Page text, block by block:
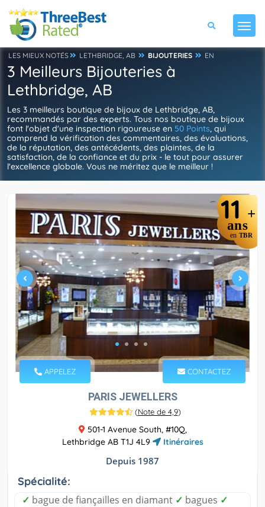
LES MIEUX NOTÉS LETHBRIDGE, AB BIJOUTERIES EN
3 Meilleurs Bijouteries à
Lethbridge, AB
Les 3 meilleurs boutique de bijoux de Lethbridge, AB,
recommandés par des experts. Tous nos boutique de bijoux
font l'objet d'une inspection rigoureuse en 50 Points, qui
comprend la vérification des commentaires, des évaluations,
de la réputation, des antécédents, des plaintes, de la
satisfaction, de la confiance et du prix - le tout pour assurer
l'excellence globale. Vous ne méritez que le meilleur !
11 +
ans
en TBR
APPELEZ CONTACTEZ
PARIS JEWELLERS
(Note de 4,9)
501-1 Avenue South, #10Q,
Lethbridge AB T1J 4L9
Itinéraires
Depuis 1987
Spécialité:
✓ bague de fiançailles en diamant ✓ bagues ✓